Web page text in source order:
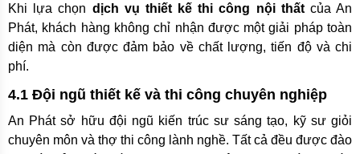
Khi lựa chọn dịch vụ thiết kế thi công nội thất của An
Phát, khách hàng không chỉ nhận được một giải pháp toàn
diện mà còn được đảm bảo về chất lượng, tiến độ và chi
phí.
4.1 Đội ngũ thiết kế và thi công chuyên nghiệp
An Phát sở hữu đội ngũ kiến trúc sư sáng tạo, kỹ sư giỏi
chuyên môn và thợ thi công lành nghề. Tất cả đều được đào